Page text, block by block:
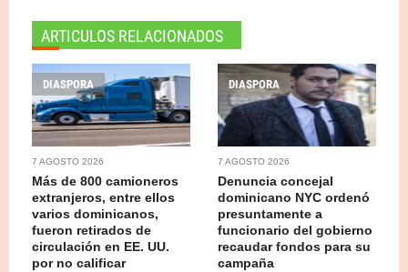
ARTICULOS RELACIONADOS
DIASPORA
7 AGOSTO 2026
Más de 800 camioneros
extranjeros, entre ellos
varios dominicanos,
fueron retirados de
circulación en EE. UU.
por no calificar
DIASPORA
7 AGOSTO 2026
Denuncia concejal
dominicano NYC ordenó
presuntamente a
funcionario del gobierno
recaudar fondos para su
campaña